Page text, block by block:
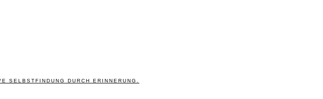
DURCH ERINNERUNG.